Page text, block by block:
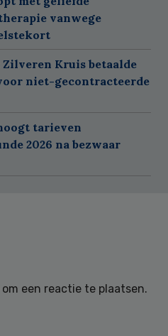
vanwege
Zilveren Kruis betaalde
niet-gecontracteerde
tarieven
2026 na bezwaar
om een reactie te plaatsen.